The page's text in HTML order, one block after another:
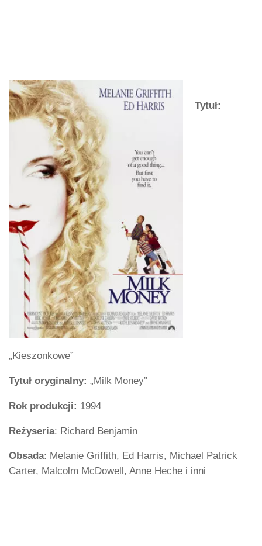
Tytuł:
„Kieszonkowe”
Tytuł oryginalny: „Milk Money”
Rok produkcji: 1994
Reżyseria: Richard Benjamin
Obsada: Melanie Griffith, Ed Harris, Michael Patrick
Carter, Malcolm McDowell, Anne Heche i inni